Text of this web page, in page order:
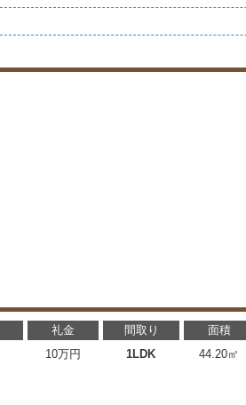
礼金 間取り 面積
10万円 1LDK 44.20㎡